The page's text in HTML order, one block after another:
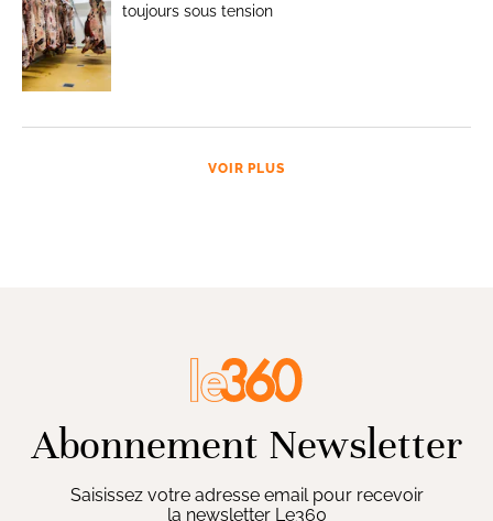
toujours sous tension
VOIR PLUS
Abonnement Newsletter
Saisissez votre adresse email pour recevoir
la newsletter Le360